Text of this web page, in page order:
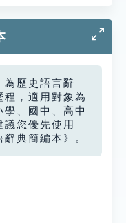
為歷史語言辭
程，適用對象為
、國中、高中
議您優先使用
辭典簡編本》。